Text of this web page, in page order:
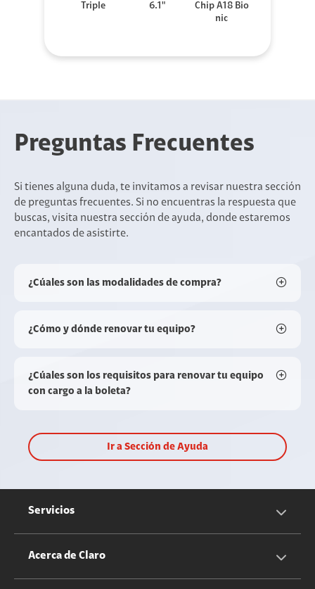
Triple
6.1"
Chip A18 Bio
nic
Preguntas Frecuentes
Si tienes alguna duda, te invitamos a revisar nuestra sección
de preguntas frecuentes. Si no encuentras la respuesta que
buscas, visita nuestra sección de ayuda, donde estaremos
encantados de asistirte.
¿Cúales son las modalidades de compra?
¿Cómo y dónde renovar tu equipo?
¿Cúales son los requisitos para renovar tu equipo
con cargo a la boleta?
Ir a Sección de Ayuda
Servicios
Servicios Móviles
Acerca de Claro